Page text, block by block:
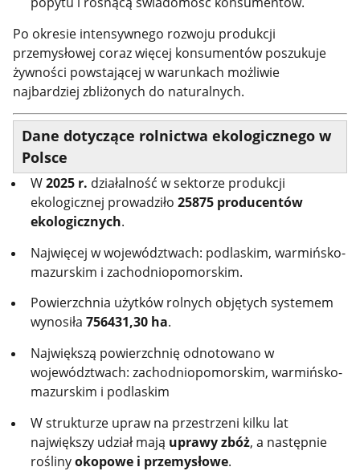
Po okresie intensywnego rozwoju produkcji
przemysłowej coraz więcej konsumentów poszukuje
żywności powstającej w warunkach możliwie
najbardziej zbliżonych do naturalnych.
Dane dotyczące rolnictwa ekologicznego w
Polsce
W2025 r. działalność w sektorze produkcji
ekologicznej prowadziło25875 producentów
ekologicznych.
Najwięcej w województwach: podlaskim, warmińsko-
mazurskim i zachodniopomorskim.
Powierzchnia użytków rolnych objętych systemem
wynosiła756431,30 ha.
Największą powierzchnię odnotowano w
województwach: zachodniopomorskim, warmińsko-
mazurskim i podlaskim
W strukturze upraw na przestrzeni kilku lat
największy udział mają uprawy zbóż, a następnie
roślinyokopowe i przemysłowe.